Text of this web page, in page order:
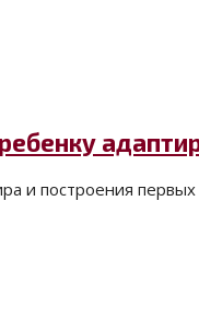
и построения первых